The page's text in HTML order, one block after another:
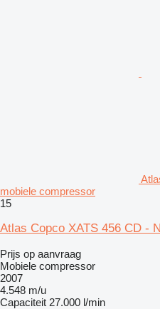
mobiele compressor
15
Atlas Copco XATS 456 CD - N
Prijs op aanvraag
Mobiele compressor
2007
4.548 m/u
Capaciteit 27.000 l/min